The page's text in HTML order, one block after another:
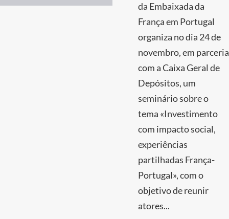
da Embaixada da
França em Portugal
organiza no dia 24 de
novembro, em parceria
com a Caixa Geral de
Depósitos, um
seminário sobre o
tema «Investimento
com impacto social,
experiências
partilhadas França-
Portugal», com o
objetivo de reunir
atores...